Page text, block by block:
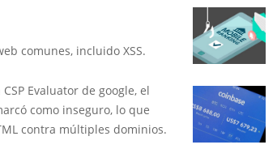
comunes, incluido XSS.
Evaluator de google, el
como inseguro, lo que
contra múltiples dominios.